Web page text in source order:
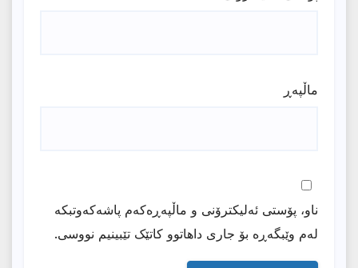
ماڵپه‌ڕ
ناو، پۆستی ئەلیکترۆنی و ماڵپەڕەکەم پاشەکەوتبکە
لەم وێبگەڕە بۆ جاری داهاتوو کاتێک تێبینیم نووسی.